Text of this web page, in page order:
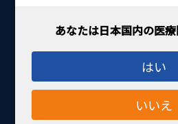
はい
いいえ
安全対策を実施するとともに
教育・啓蒙活動の実施につ
当社は、全社員に対する教育
情報管理に対する知識習得